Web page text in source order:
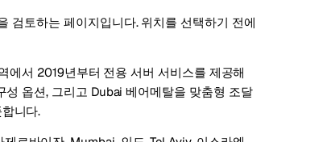
검토하는 페이지입니다. 위치를 선택하기 전에
서 2019년부터 전용 서버 서비스를 제공해
성 옵션, 그리고 Dubai 베어메탈을 맞춤형 조달
니다.